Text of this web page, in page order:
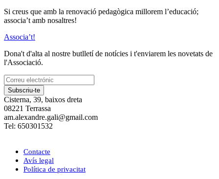
Si creus que amb la renovació pedagògica millorem l’educació;
associa’t amb nosaltres!
Associa’t!
Dona't d'alta al nostre butlletí de notícies i t'enviarem les novetats de
l'Associació.
Subscriu-te
Cisterna, 39, baixos dreta
08221 Terrassa
am.alexandre.gali@gmail.com
Tel: 650301532
Contacte
Avís legal
Política de privacitat